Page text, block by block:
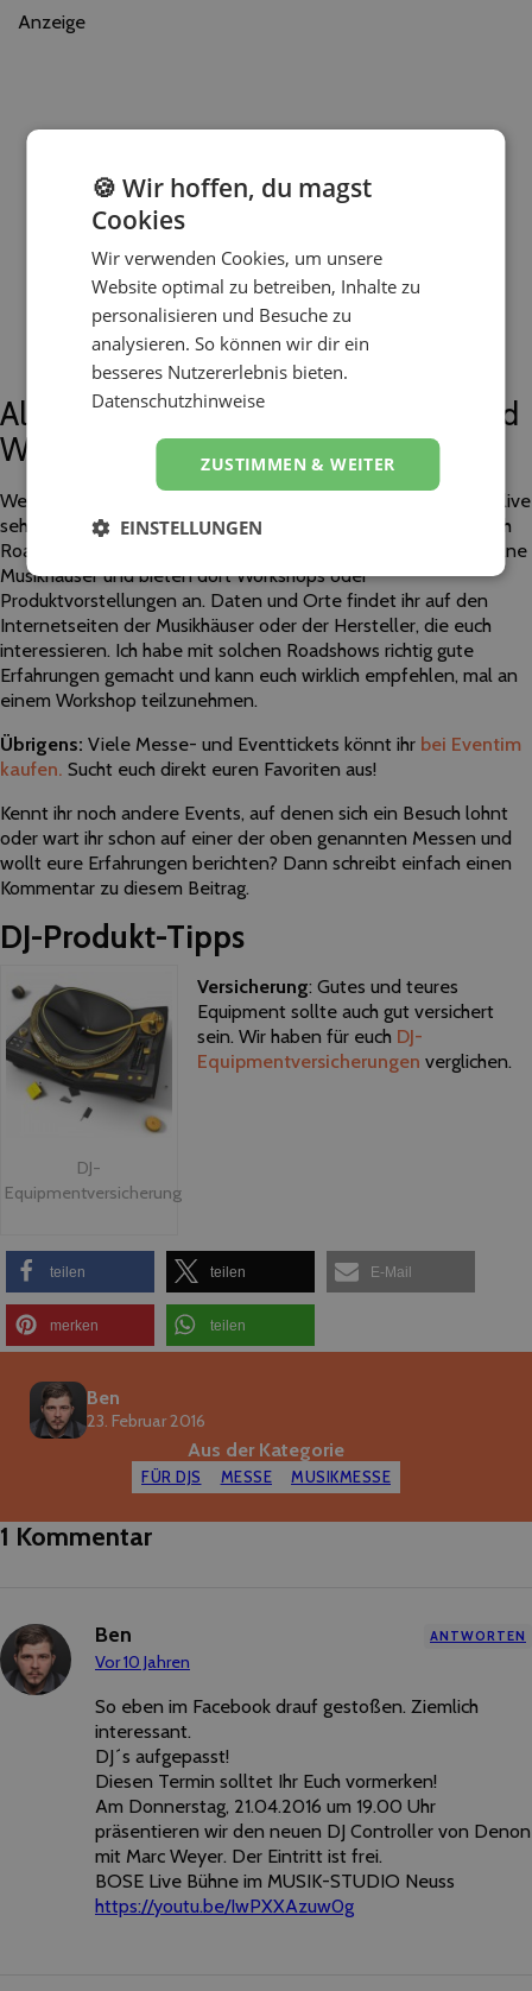
Anzeige
Alternative zur Messe: Roadshows und
Workshops
Wenn ihr euch für bestimmte Produkte interessiert und diese live
sehen oder ausprobieren möchtet, bieten viele Hersteller auch
Roadshows für solche Zwecke an. Dabei kommen sie in einzelne
Musikhäuser und bieten dort Workshops oder
Produktvorstellungen an. Daten und Orte findet ihr auf den
Internetseiten der Musikhäuser oder der Hersteller, die euch
interessieren. Ich habe mit solchen Roadshows richtig gute
Erfahrungen gemacht und kann euch wirklich empfehlen, mal an
einem Workshop teilzunehmen.
Übrigens: Viele Messe- und Eventtickets könnt ihr bei Eventim
kaufen. Sucht euch direkt euren Favoriten aus!
Kennt ihr noch andere Events, auf denen sich ein Besuch lohnt
oder wart ihr schon auf einer der oben genannten Messen und
wollt eure Erfahrungen berichten? Dann schreibt einfach einen
Kommentar zu diesem Beitrag.
DJ-Produkt-Tipps
DJ-
Equipmentversicherung
Versicherung: Gutes und teures
Equipment sollte auch gut versichert
sein. Wir haben für euch DJ-
Equipmentversicherungen verglichen.
teilen teilen E-Mail
merken teilen
Ben
23. Februar 2016
Aus der Kategorie
FÜR DJS MESSE MUSIKMESSE
1 Kommentar
Ben
Vor 10 Jahren
ANTWORTEN
So eben im Facebook drauf gestoßen. Ziemlich
interessant.
DJ´s aufgepasst!
Diesen Termin solltet Ihr Euch vormerken!
Am Donnerstag, 21.04.2016 um 19.00 Uhr
präsentieren wir den neuen DJ Controller von Denon
mit Marc Weyer. Der Eintritt ist frei.
BOSE Live Bühne im MUSIK-STUDIO Neuss
https://youtu.be/IwPXXAzuw0g
🍪 Wir hoffen, du magst
Cookies
Wir verwenden Cookies, um unsere
Website optimal zu betreiben, Inhalte zu
personalisieren und Besuche zu
analysieren. So können wir dir ein
besseres Nutzererlebnis bieten.
Datenschutzhinweise
ZUSTIMMEN & WEITER
EINSTELLUNGEN